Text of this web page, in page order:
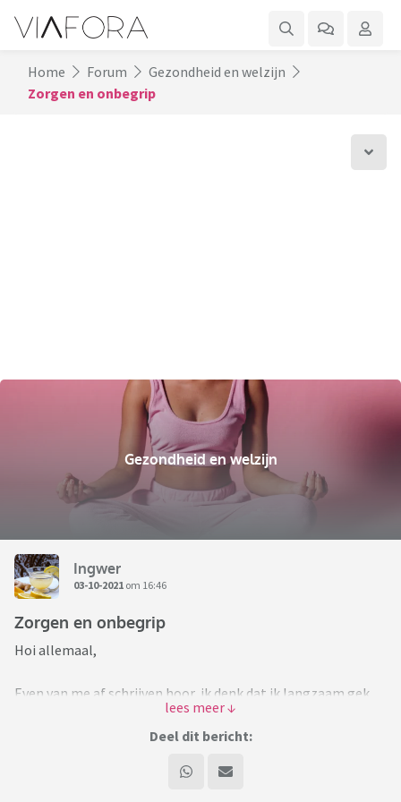
Home Forum
Gezondheid en welzijn
Zorgen en onbegrip
Gezondheid en welzijn
Ingwer
03-10-2021 om 16:46
Zorgen en onbegrip
Hoi allemaal,
Even van me af schrijven hoor, ik denk dat ik langzaam gek
word en voel me erg alleen. Heb opgezette lymfeklieren in
een van mijn oksels, plus een 'onduidelijke structuur' in de
huisarts voelde 'niks bijzonders' (maar heeft nauwelijks
Deel dit bericht: